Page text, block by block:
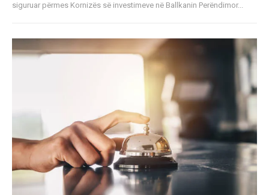
siguruar përmes Kornizës së investimeve në Ballkanin Perëndimor...